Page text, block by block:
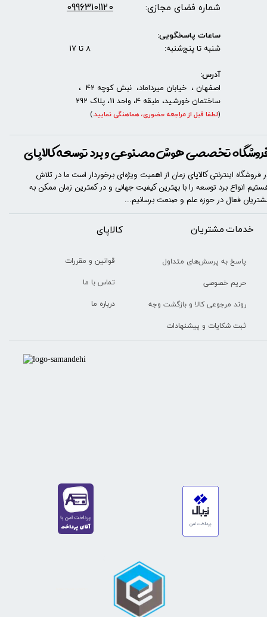
خدمات مشتریان
پاسخ به پرسش‌های متداول
حریم خصوصی
روند مرجوعی کالا و بازگشت وجه
ثبت شکایات و پیشنهادات
​​کالاپای
قوانین و مقررات
تماس با ما
درباره ما
تخصصی هوش مصنوعی و برد توسعه کالاپای
فروشگاه اینترنتی کالاپای زمان از اهمیت ویژه‌ای برخوردار است ما در تلاش
انواع برد توسعه را با​​​ بهترین کیفیت جهانی و در کمترین زمان ممکن به
فعال در حوزه علم و صنعت برسانیم...
شماره فضای مجازی: 09963101120
ساعات پاسخگویی:
شنبه تا پنج‌شنبه: 8 تا 17
آدرس:
اصفهان ، خیابان میرداماد، نبش کوچه 42 ،
ساختمان خورشید، طبقه 4، واحد 11، پلاک 292
(لطفا قبل از مراجعه حضوری، هماهنگی نمایید.
)